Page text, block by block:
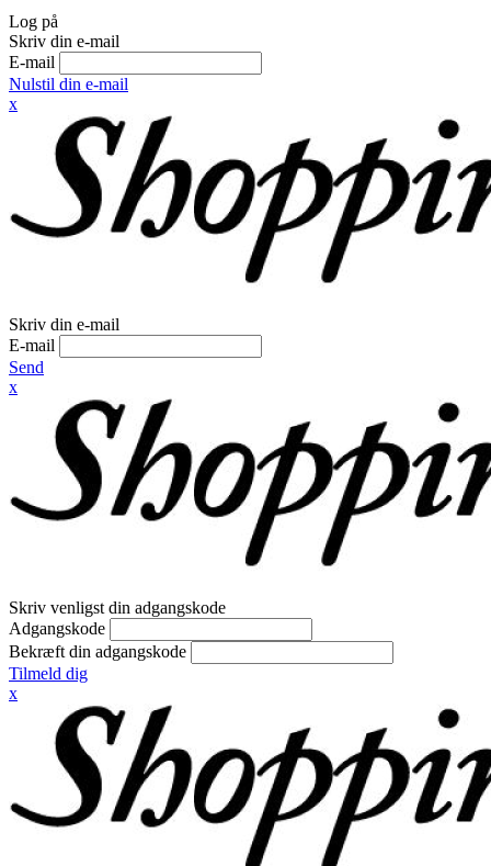
Log på
Skriv din e-mail
E-mail
Nulstil din e-mail
x
Skriv din e-mail
E-mail
Send
x
Skriv venligst din adgangskode
Adgangskode
Bekræft din adgangskode
Tilmeld dig
x